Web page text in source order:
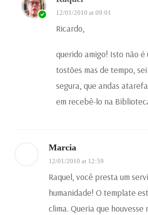
12/01/2010 at 09:01
Ricardo,
querido amigo! Isto não é
tostões mas de tempo,
segura, que andas
em recebê-lo na
Marcia
12/01/2010 at 12:59
Raquel, você presta um
humanidade! O template
clima. Queria que houvesse